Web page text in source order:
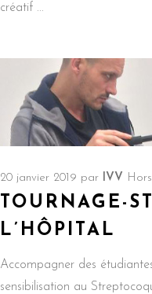
créatif
20 janvier 2019 par IVV
TOURNAGE-
L’HÔPITAL
Accompagner des
sensibilisation au